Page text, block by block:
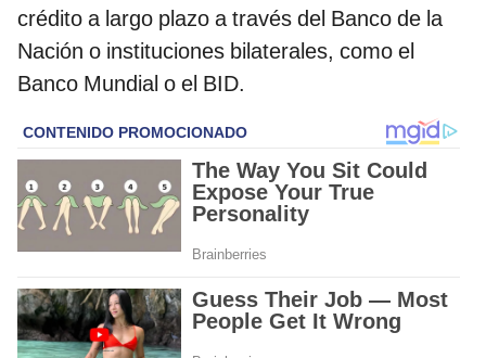
crédito a largo plazo a través del Banco de la
Nación o instituciones bilaterales, como el
Banco Mundial o el BID.